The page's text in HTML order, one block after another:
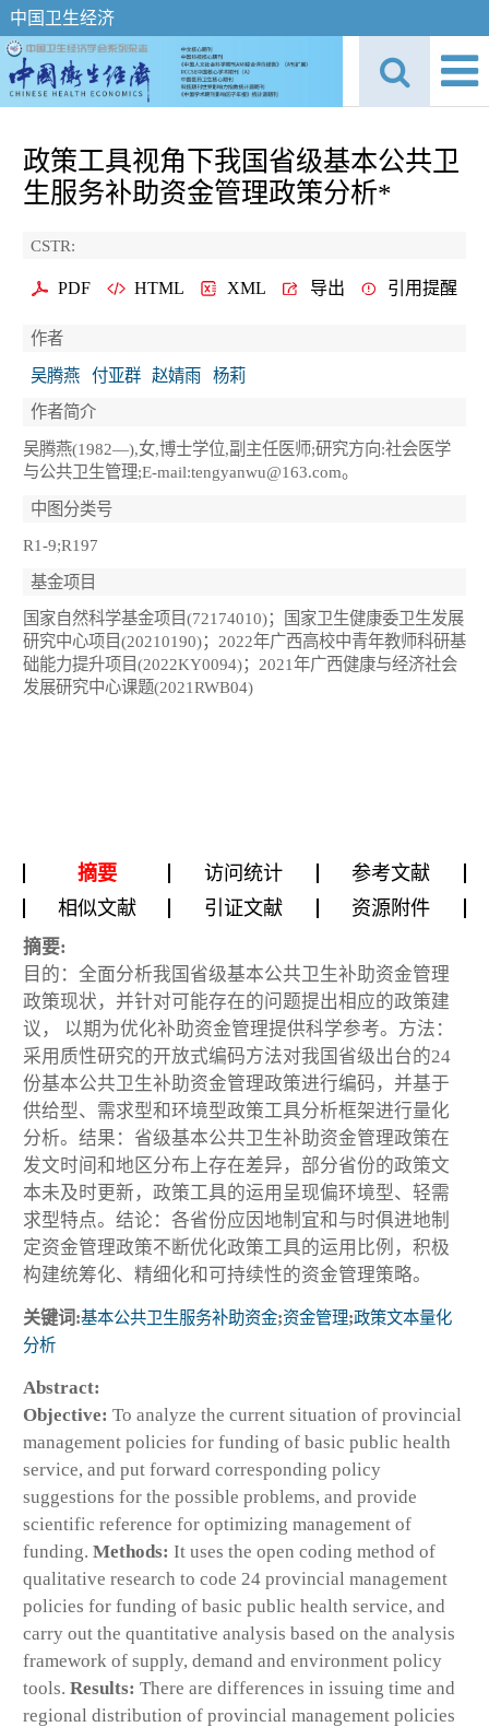
中国卫生经济
政策工具视角下我国省级基本公共卫
生服务补助资金管理政策分析*
CSTR:
PDF HTML XML 导出 引用提醒
作者
吴腾燕
付亚群 赵婧雨
杨莉
作者简介
吴腾燕(1982—),女,博士学位,副主任医师;研究方向:社会医学
与公共卫生管理;E-mail:tengyanwu@163.com。
中图分类号
R1-9;R197
基金项目
国家自然科学基金项目(72174010)；国家卫生健康委卫生发展
研究中心项目(20210190)；2022年广西高校中青年教师科研基
础能力提升项目(2022KY0094)；2021年广西健康与经济社会
发展研究中心课题(2021RWB04)
摘要 访问统计
参考文献
相似文献
引证文献 资源附件
摘要:
目的：全面分析我国省级基本公共卫生补助资金管理
政策现状，并针对可能存在的问题提出相应的政策建
议， 以期为优化补助资金管理提供科学参考。方法：
采用质性研究的开放式编码方法对我国省级出台的24
份基本公共卫生补助资金管理政策进行编码，并基于
供给型、需求型和环境型政策工具分析框架进行量化
分析。结果：省级基本公共卫生补助资金管理政策在
发文时间和地区分布上存在差异，部分省份的政策文
本未及时更新，政策工具的运用呈现偏环境型、轻需
求型特点。结论：各省份应因地制宜和与时俱进地制
定资金管理政策不断优化政策工具的运用比例，积极
构建统筹化、精细化和可持续性的资金管理策略。
关键词:基本公共卫生服务补助资金;资金管理;政策文本量化
分析
Abstract:
Objective: To analyze the current situation of provincial
management policies for funding of basic public health
service, and put forward corresponding policy
suggestions for the possible problems, and provide
scientific reference for optimizing management of
funding. Methods: It uses the open coding method of
qualitative research to code 24 provincial management
policies for funding of basic public health service, and
carry out the quantitative analysis based on the analysis
framework of supply, demand and environment policy
tools. Results: There are differences in issuing time and
regional distribution of provincial management policies